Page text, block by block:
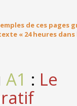
de ces pages
« 24 heures dans
A1 : Le